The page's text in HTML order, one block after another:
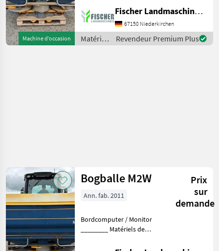
Machine d’occasion
Grundmaschine mit
Serienausstattung: -
quadro-System zur
schnellen Abdrehprobe
Fischer Landmaschinen GmbH
67150 Niederkirchen
Matériels
de
Revendeur Premium Plus
Bogballe M2W
Prix
sur
demande
Ann. fab. 2011
Bordcomputer / Monitor
Distributeurs d’engrais